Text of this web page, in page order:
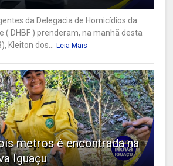
da Delegacia de Homicídios da
( DHBF ) prenderam, na manhã desta
Kleiton dos...
Leia Mais
metros é encontrada na
Iguaçu